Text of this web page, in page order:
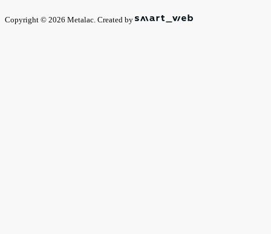
Copyright © 2026 Metalac. Created by